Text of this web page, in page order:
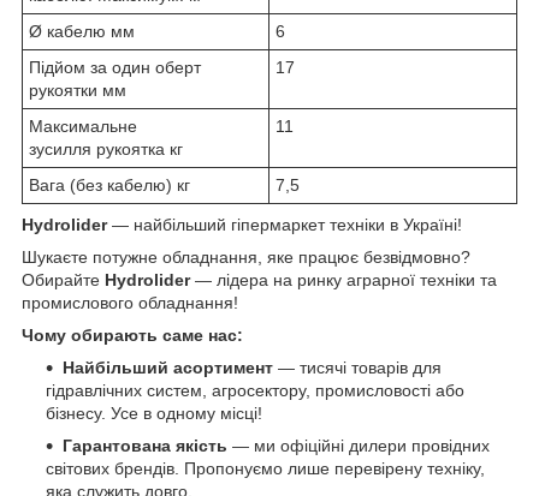
Ø кабелю мм
6
Підйом за один оберт
рукоятки мм
17
Максимальне
зусилля рукоятка кг
11
Вага (без кабелю) кг 7,5
Hydrolider— найбільший гіпермаркет техніки в Україні!
Шукаєте потужне обладнання, яке працює безвідмовно?
Обирайте Hydrolider— лідера на ринку аграрної техніки та
промислового обладнання!
Чому обирають саме нас:
Найбільший асортимент — тисячі товарів для
гідравлічних систем, агросектору, промисловості або
бізнесу. Усе в одному місці!
Гарантована якість — ми офіційні дилери провідних
світових брендів. Пропонуємо лише перевірену техніку,
яка служить довго.